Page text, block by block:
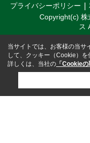
プライバシーポリシー
Copyright(c) 株
ス
当サイトでは、お客様の当サ
して、クッキー（Cookie）を
詳しくは、当社の 「Cookie